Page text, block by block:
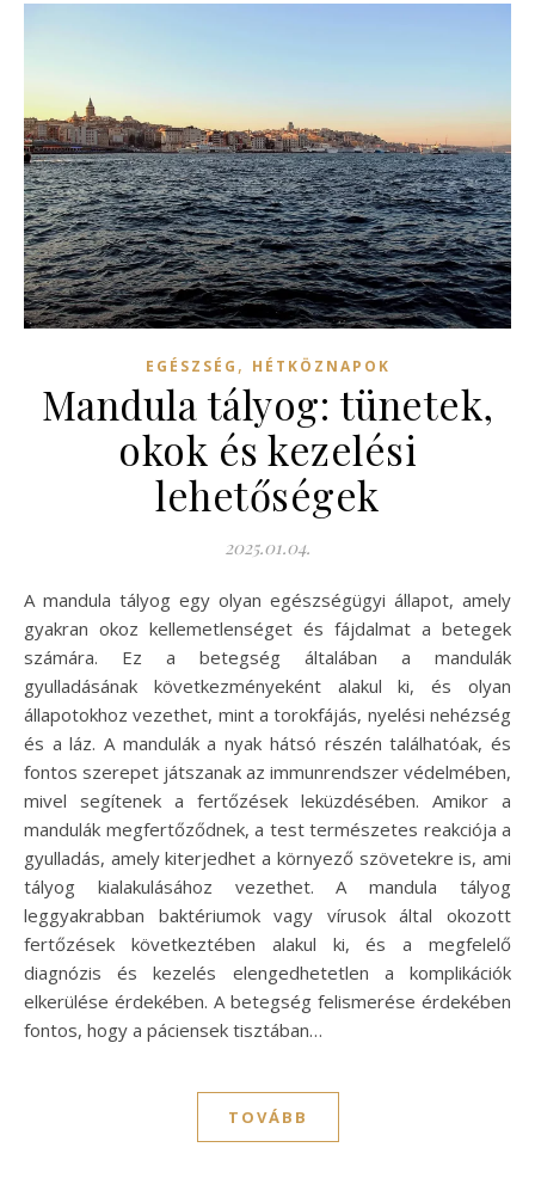
EGÉSZSÉG , HÉTKÖZNAPOK
Mandula tályog: tünetek,
okok és kezelési
lehetőségek
2025.01.04.
A mandula tályog egy olyan egészségügyi állapot, amely
gyakran okoz kellemetlenséget és fájdalmat a betegek
számára. Ez a betegség általában a mandulák
gyulladásának következményeként alakul ki, és olyan
állapotokhoz vezethet, mint a torokfájás, nyelési nehézség
és a láz. A mandulák a nyak hátsó részén találhatóak, és
fontos szerepet játszanak az immunrendszer védelmében,
mivel segítenek a fertőzések leküzdésében. Amikor a
mandulák megfertőződnek, a test természetes reakciója a
gyulladás, amely kiterjedhet a környező szövetekre is, ami
tályog kialakulásához vezethet. A mandula tályog
leggyakrabban baktériumok vagy vírusok által okozott
fertőzések következtében alakul ki, és a megfelelő
diagnózis és kezelés elengedhetetlen a komplikációk
elkerülése érdekében. A betegség felismerése érdekében
fontos, hogy a páciensek tisztában…
TOVÁBB